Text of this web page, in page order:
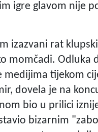
igre glavom nije
izazvani rat
momčadi. Odluka
medijima tijekom
dovela je na
bio u prilici
bizarnim